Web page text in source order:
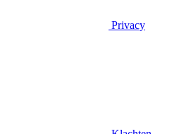
Privacy